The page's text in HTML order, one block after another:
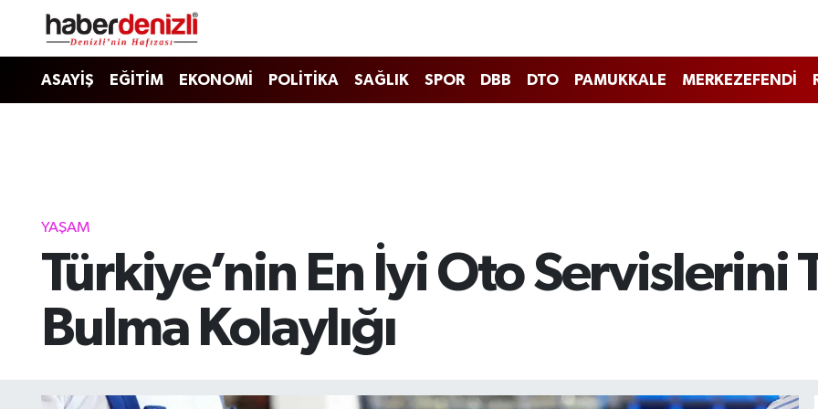
ASAYİŞ EĞİTİM EKONOMİ POLİTİKA SAĞLIK SPOR DBB DTO PAMUKKALE MERKEZEFENDİ
YAŞAM
Türkiye’nin En İyi Oto Servislerini
Bulma Kolaylığı
Denizli Nöbetçi Eczaneler
Tüm Manşetler
Son Dakika Haberleri
Haber Arşivi